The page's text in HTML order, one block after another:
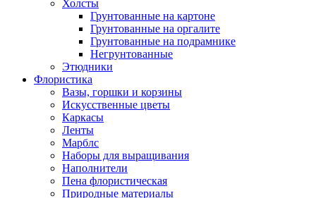
Холсты
Грунтованные на картоне
Грунтованные на оргалите
Грунтованные на подрамнике
Негрунтованные
Этюдники
Флористика
Вазы, горшки и корзины
Искусственные цветы
Каркасы
Ленты
Марблс
Наборы для выращивания
Наполнители
Пена флористическая
Природные материалы